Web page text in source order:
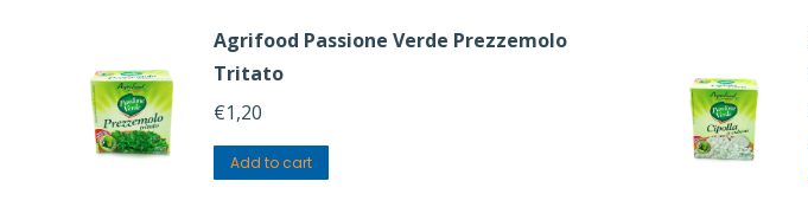
Agrifood Passione Verde Prezzemolo
Tritato
€1,20
Add to cart